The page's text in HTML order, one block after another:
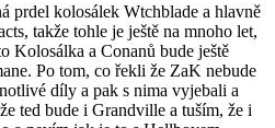
prdel kolosálek Wtchblade a hlavně
takže tohle je ještě na mnoho let,
Kolosálka a Conanů bude ještě
Po tom, co řekli že ZaK nebude
díly a pak s nima vyjebali a
ted bude i Grandville a tuším, že i